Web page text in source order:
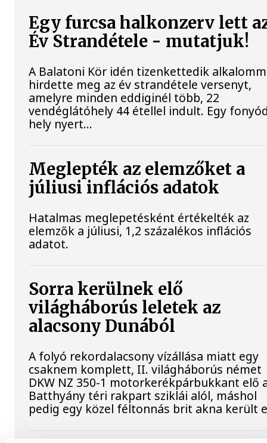
Egy furcsa halkonzerv lett
Év Strandétele - mutatjuk!
A Balatoni Kör idén tizenkettedik
hirdette meg az év strandétele versenyt,
amelyre minden eddiginél több, 22
vendéglátóhely 44 étellel indult. Egy
hely nyert...
Meglepték az elemzőket a
júliusi inflációs adatok
Hatalmas meglepetésként értékelték az
elemzők a júliusi, 1,2 százalékos inflációs
adatot.
Sorra kerülnek elő
világháborús leletek az
alacsony Dunából
A folyó rekordalacsony vízállása miatt egy
csaknem komplett, II. világháborús német
DKW NZ 350-1 motorkerékpárbukkant elő
Batthyány téri rakpart sziklái alól, máshol
pedig egy közel féltonnás brit akna került